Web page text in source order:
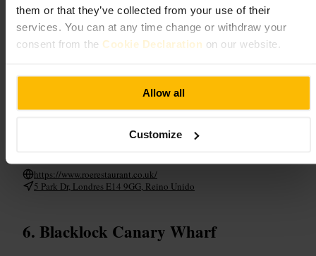
them or that they’ve collected from your use of their
services. You can at any time change or withdraw your
consent from the Cookie Declaration on our website.
Allow all
Customize
Platos elaborados con atención al detalle y una carta pensada para
compartir o para menús individuales. Servicio formal pero cercano,
presentación cuidada y una atmósfera que favorece la conversación.
Ideal si buscas una experiencia gastronómica afinada sin estridencias.
Planifica tu visita
alergias al hacer la reserva para que el equipo pueda adaptarse. Viste
smart casual si buscas encajar con el ambiente. Pide al personal
https://www.roerestaurant.co.uk/
5 Park Dr, Londres E14 9GG, Reino Unido
Blacklock Canary Wharf